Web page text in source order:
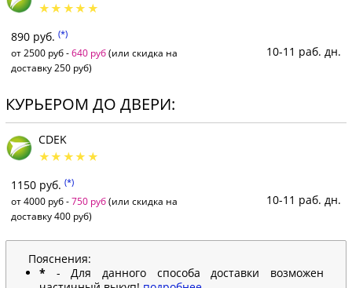
890 руб. (*)
от 2500 руб -640 руб(или скидка на
доставку 250 руб)
10-11 раб. дн.
КУРЬЕРОМ ДО ДВЕРИ:
CDEK
1150 руб. (*)
от 4000 руб -750 руб(или скидка на
доставку 400 руб)
10-11 раб. дн.
Пояснения:
* - Для данного способа доставки возможен